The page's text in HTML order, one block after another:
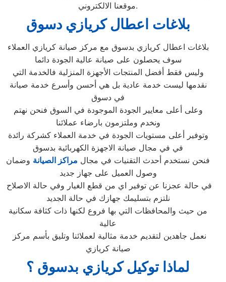
موقعنا الالكتروني.
بلاغات اعطال كريازي دسوق
بلاغات اعطال كريازي بدسوق مع مركز صيانة كريازي العملاء
سوف يحصلون على صيانة عالية الجودة دائما
وليس فقط أفضل المنتجات الأجهزة المنزلية فالخدمة التي
نقدمها ليست خدمة عادية بل هي أحسن وأسرع خدمة صيانة
في دسوق
وعلى أعلى معايير الجودة الموجودة في السوق فنحن نهتم
ونخدم وملتزمون بارضاء عملائنا
وتوفير أعلى مستويات الجودة في خدمة العملاء كشركة رائدة
في في مجال صيانة الاجهزة الكهربائية بدسوق
فنحن نستخدم أحدث التقنيات في مجال مراكز الصيانة وضمان
وصول العميل على جهاز جديد
نلتزم بتسليمك جهازك في حالة الجديد
من حيث والمحافظات التي بها فروع لكنها ذات كثافة سكانية
عالية
صيانة كريازي
لماذا توكيل كريازي بدسوق ؟